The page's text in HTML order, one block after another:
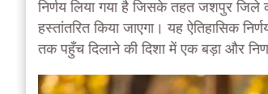
निर्णय लिया गया है जिसके तहत जशपुर जिले
हस्तांतरित किया जाएगा। यह ऐतिहासिक
तक पहुँच दिलाने की दिशा में एक बड़ा और